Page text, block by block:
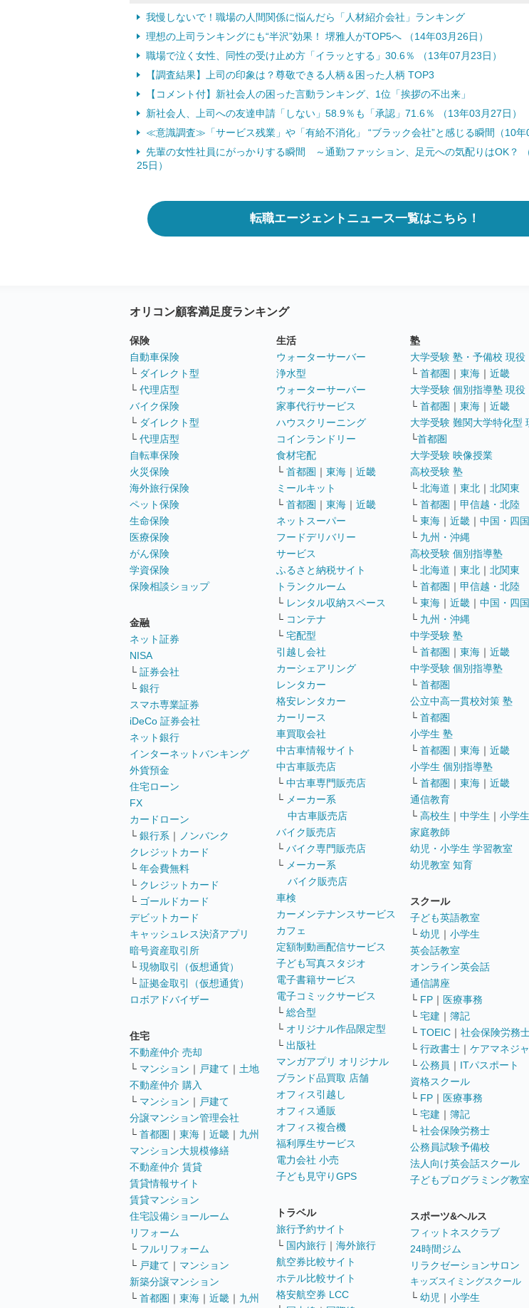
我慢しないで！職場の人間関係に悩んだら「人材紹介会社」ランキング
理想の上司ランキングにも“半沢”効果！ 堺雅人がTOP5へ （14年03月26日）
職場で泣く女性、同性の受け止め方「イラッとする」30.6％ （13年07月23日）
【調査結果】上司の印象は？尊敬できる人柄＆困った人柄 TOP3
【コメント付】新社会人の困った言動ランキング、1位「挨拶の不出来」
新社会人、上司への友達申請「しない」58.9％も「承認」71.6％ （13年03月27日）
≪意識調査≫「サービス残業」や「有給不消化」 “ブラック会社”と感じる瞬間（10年
先輩の女性社員にがっかりする瞬間 ～通勤ファッション、足元への気配りはOK？
25日）
転職エージェントニュース一覧はこちら！
オリコン顧客満足度ランキング
保険
自動車保険
└ ダイレクト型
└ 代理店型
バイク保険
└ ダイレクト型
└ 代理店型
自転車保険
火災保険
海外旅行保険
ペット保険
生命保険
医療保険
がん保険
学資保険
保険相談ショップ
金融
ネット証券
NISA
└ 証券会社
└ 銀行
スマホ専業証券
iDeCo 証券会社
ネット銀行
インターネットバンキング
外貨預金
住宅ローン
FX
カードローン
└ 銀行系 ｜
ノンバンク
クレジットカード
└ 年会費無料
└ クレジットカード
└ ゴールドカード
デビットカード
キャッシュレス決済アプリ
暗号資産取引所
└ 現物取引（仮想通貨）
└ 証拠金取引（仮想通貨）
ロボアドバイザー
住宅
不動産仲介 売却
└ マンション ｜ 戸建て ｜ 土地
不動産仲介 購入
└ マンション ｜ 戸建て
分譲マンション管理会社
└ 首都圏 ｜ 東海 ｜ 近畿 ｜ 九州
マンション大規模修繕
不動産仲介 賃貸
賃貸情報サイト
賃貸マンション
住宅設備ショールーム
リフォーム
└ フルリフォーム
└ 戸建て ｜ マンション
新築分譲マンション
└ 首都圏 ｜ 東海 ｜ 近畿 ｜ 九州
生活
ウォーターサーバー
浄水型
ウォーターサーバー
家事代行サービス
ハウスクリーニング
コインランドリー
食材宅配
└ 首都圏 ｜ 東海 ｜ 近畿
ミールキット
└ 首都圏 ｜ 東海 ｜ 近畿
ネットスーパー
フードデリバリー
サービス
ふるさと納税サイト
トランクルーム
└ レンタル収納スペース
└ コンテナ
└ 宅配型
引越し会社
カーシェアリング
レンタカー
格安レンタカー
カーリース
車買取会社
中古車情報サイト
中古車販売店
└ 中古車専門販売店
└ メーカー系
中古車販売店
バイク販売店
└ バイク専門販売店
└ メーカー系
バイク販売店
車検
カーメンテナンスサービス
カフェ
定額制動画配信サービス
子ども写真スタジオ
電子書籍サービス
電子コミックサービス
└ 総合型
└ オリジナル作品限定型
└ 出版社
マンガアプリ オリジナル
ブランド品買取 店舗
オフィス引越し
オフィス通販
オフィス複合機
福利厚生サービス
電力会社 小売
子ども見守りGPS
トラベル
旅行予約サイト
└ 国内旅行 ｜ 海外旅行
航空券比較サイト
ホテル比較サイト
格安航空券 LCC
塾
大学受験 塾・予備校 現役
└ 首都圏 ｜ 東海 ｜ 近畿
大学受験 個別指導塾 現役
└ 首都圏 ｜ 東海 ｜ 近畿
大学受験 難関大学特化型
└首都圏
大学受験 映像授業
高校受験 塾
└ 北海道 ｜ 東北 ｜ 北関東
└ 首都圏 ｜ 甲信越・北陸
└ 東海 ｜ 近畿 ｜ 中国・四国
└ 九州・沖縄
高校受験 個別指導塾
└ 北海道 ｜ 東北 ｜ 北関東
└ 首都圏 ｜ 甲信越・北陸
└ 東海 ｜ 近畿 ｜ 中国・四国
└ 九州・沖縄
中学受験 塾
└ 首都圏 ｜ 東海 ｜ 近畿
中学受験 個別指導塾
└ 首都圏
公立中高一貫校対策 塾
└ 首都圏
小学生 塾
└ 首都圏 ｜ 東海 ｜ 近畿
小学生 個別指導塾
└ 首都圏 ｜ 東海 ｜ 近畿
通信教育
└ 高校生 ｜ 中学生 ｜ 小学生
家庭教師
幼児・小学生 学習教室
幼児教室 知育
スクール
子ども英語教室
└ 幼児 ｜ 小学生
英会話教室
オンライン英会話
通信講座
└ FP ｜ 医療事務
└ 宅建 ｜ 簿記
└ TOEIC ｜ 社会保険労務
└ 行政書士 ｜ ケアマネジ
└ 公務員 ｜ ITパスポート
資格スクール
└ FP ｜ 医療事務
└ 宅建 ｜ 簿記
└ 社会保険労務士
公務員試験予備校
法人向け英会話スクール
子どもプログラミング教室
スポーツ&ヘルス
フィットネスクラブ
24時間ジム
リラクゼーションサロン
キッズスイミングスクール
└ 幼児 ｜ 小学生